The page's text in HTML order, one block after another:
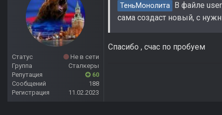
Статус
Не в сети
Группа
Сталкеры
Репутация
60
Сообщений
188
Регистрация
11.02.2023
ТеньМонолита В файле
сама создаст новый, с
Спасибо , счас по пробуем